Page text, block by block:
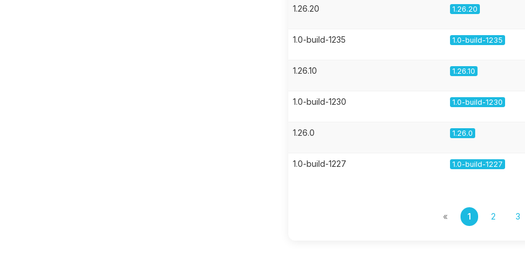
1.26.20 1.26.20
1.0-build-1235 1.0-build-1235
1.26.10 1.26.10
1.0-build-1230 1.0-build-1230
1.26.0 1.26.0
1.0-build-1227 1.0-build-1227
« 1 2 3